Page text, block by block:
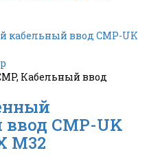
, Кабельный ввод
ввод СМР-UK
M32